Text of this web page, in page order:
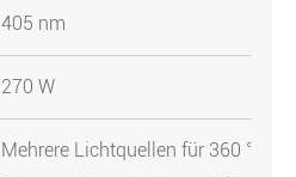
405 nm
270 W
Mehrere Lichtquellen für 360 °